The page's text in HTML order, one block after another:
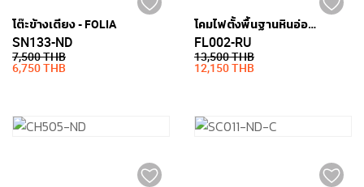
โต๊ะข้างเตียง - FOLIA
SN133-ND
7,500 THB
6,750 THB
โคมไฟตั้งพื้นฐานหินอ่อน - ARC
FL002-RU
13,500 THB
12,150 THB